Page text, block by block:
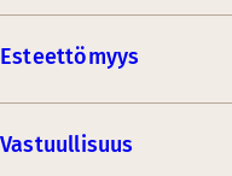
Esteettömyys
Vastuullisuus